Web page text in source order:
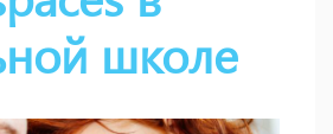
школе